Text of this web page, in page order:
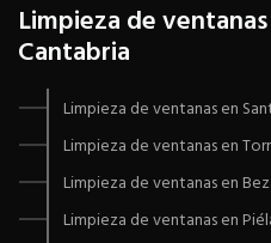
Limpieza de
Cantabria
Limpieza de ventanas en
Limpieza de ventanas en
Limpieza de ventanas en
Limpieza de ventanas en